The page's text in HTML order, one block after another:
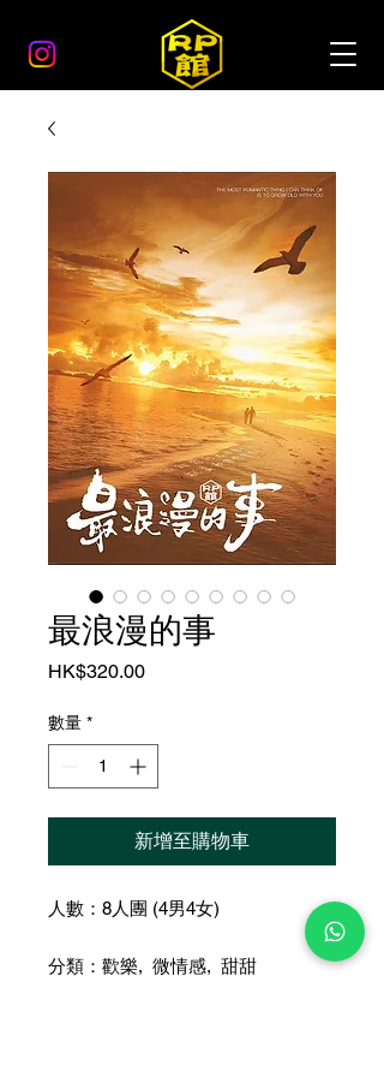
最浪漫的事
HK$320.00價
數量 *
新增至購物車
人數：8人團 (4男4女)
分類：歡樂, 微情感, 甜甜